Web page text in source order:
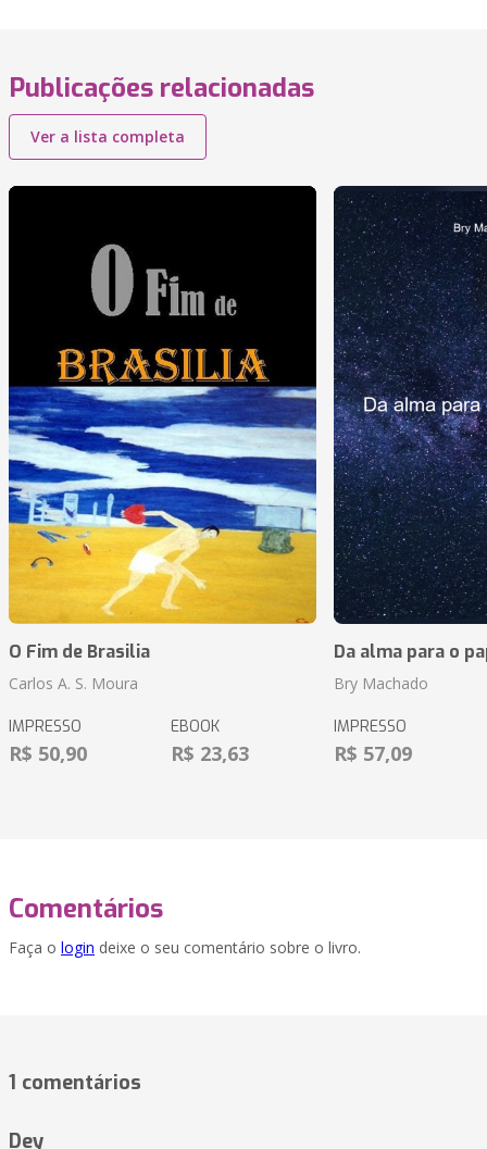
Publicações relacionadas
Ver a lista completa
O Fim de Brasilia
Carlos A. S. Moura
IMPRESSO
R$ 50,90
EBOOK
R$ 23,63
Da alma para o
Bry Machado
IMPRESSO
R$ 57,09
Comentários
Faça o login deixe o seu comentário sobre o livro.
1 comentários
Dey